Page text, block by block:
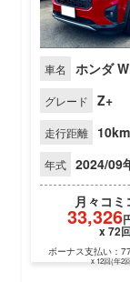
車名 ホンダ
グレード Z+
走行距離 10km
年式 2024/09
月々 コミ
33,326
x 72
ボーナス支払い：
x 12回(年2